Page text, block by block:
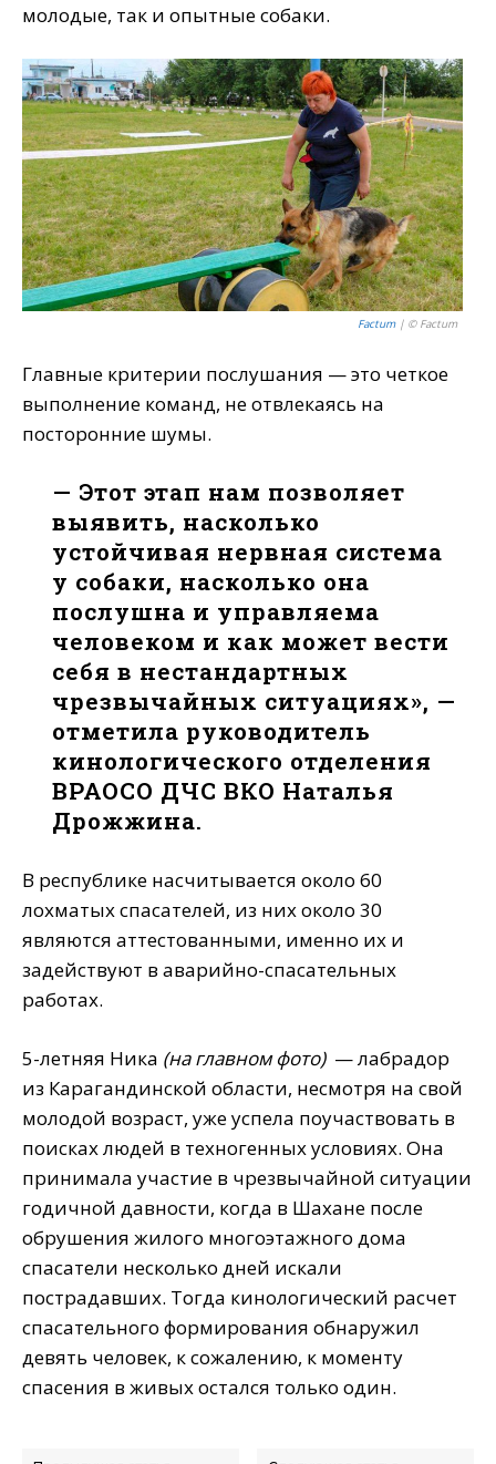
молодые, так и опытные собаки.
Factum| © Factum
Главные критерии послушания — это четкое
выполнение команд, не отвлекаясь на
посторонние шумы.
— Этот этап нам позволяет
выявить, насколько
устойчивая нервная система
у собаки, насколько она
послушна и управляема
человеком и как может вести
себя в нестандартных
чрезвычайных ситуациях», —
отметила руководитель
кинологического отделения
ВРАОСО ДЧС ВКО Наталья
Дрожжина.
В республике насчитывается около 60
лохматых спасателей, из них около 30
являются аттестованными, именно их и
задействуют в аварийно-спасательных
работах.
5-летняя Ника (на главном фото)— лабрадор
из Карагандинской области, несмотря на свой
молодой возраст, уже успела поучаствовать в
поисках людей в техногенных условиях. Она
принимала участие в чрезвычайной ситуации
годичной давности, когда в Шахане после
обрушения жилого многоэтажного дома
спасатели несколько дней искали
пострадавших. Тогда кинологический расчет
спасательного формирования обнаружил
девять человек, к сожалению, к моменту
спасения в живых остался только один.